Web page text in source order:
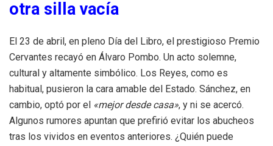
otra silla vacía
El 23 de abril, en pleno Día del Libro, el prestigioso Premio
Cervantes recayó en Álvaro Pombo. Un acto solemne,
cultural y altamente simbólico. Los Reyes, como es
habitual, pusieron la cara amable del Estado. Sánchez, en
cambio, optó por el «mejor desde casa», y ni se acercó.
Algunos rumores apuntan que prefirió evitar los abucheos
tras los vividos en eventos anteriores. ¿Quién puede